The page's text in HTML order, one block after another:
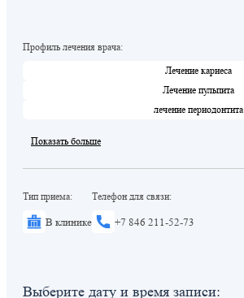
Профиль лечения врача:
Лечение кариеса
Лечение пульпита
лечение периодонтита
Показать больше
Тип приема:
В клинике
Телефон для связи:
+7 846 211-52-73
Выберите дату и время записи: